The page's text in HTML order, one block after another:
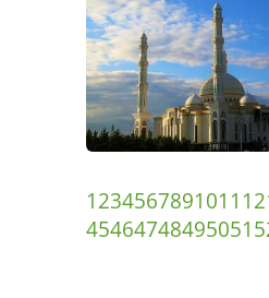
1234567891011 12
45464748495051